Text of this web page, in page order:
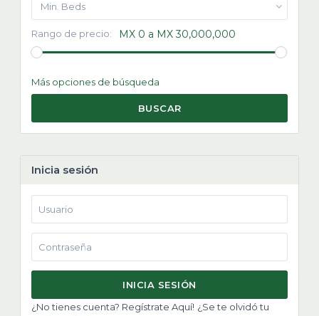
Min. Beds
Rango de precio: MX 0 a MX 30,000,000
Más opciones de búsqueda
BUSCAR
Inicia sesión
INICIA SESIÓN
¿No tienes cuenta? Regístrate Aquí! ¿Se te olvidó tu